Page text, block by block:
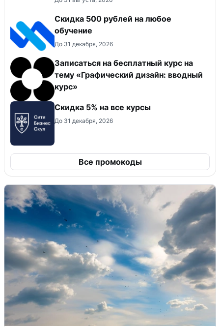
Скидка 500 рублей на любое
обучение
До 31 декабря, 2026
Записаться на бесплатный курс на
тему «Графический дизайн: вводный
курс»
Скидка 5% на все курсы
До 31 декабря, 2026
Все промокоды